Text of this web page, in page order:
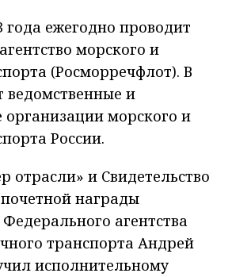
года ежегодно проводит
морского и
(Росморречфлот). В
ведомственные и
морского и
России.
отрасли» и Свидетельство
награды
агентства
транспорта Андрей
исполнительному